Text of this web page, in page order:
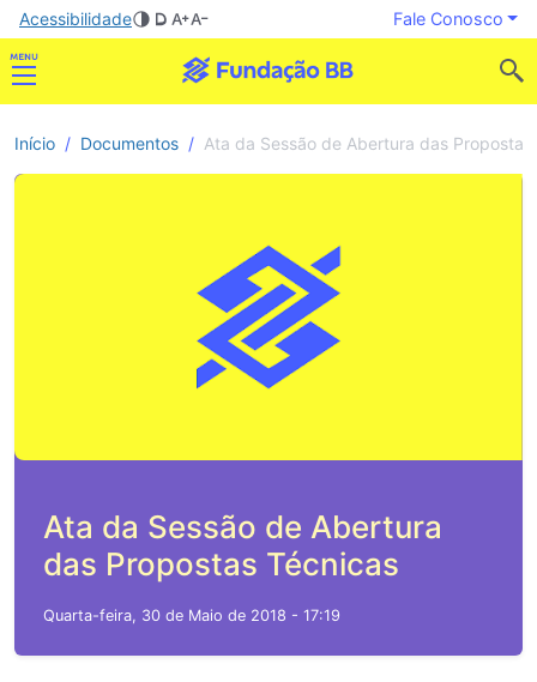
Acessibilidade Fale Conosco
Início Documentos Ata da Sessão de Abertura das Propostas
Ata da Sessão de Abertura
das Propostas Técnicas
Quarta-feira, 30 de Maio de 2018 - 17:19